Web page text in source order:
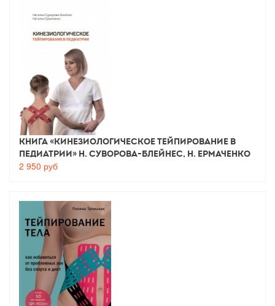
Книга «Кинезиологическое тейпирование в
педиатрии» Н. Суворова-Блейнес, Н. Ермаченко
2 950 руб